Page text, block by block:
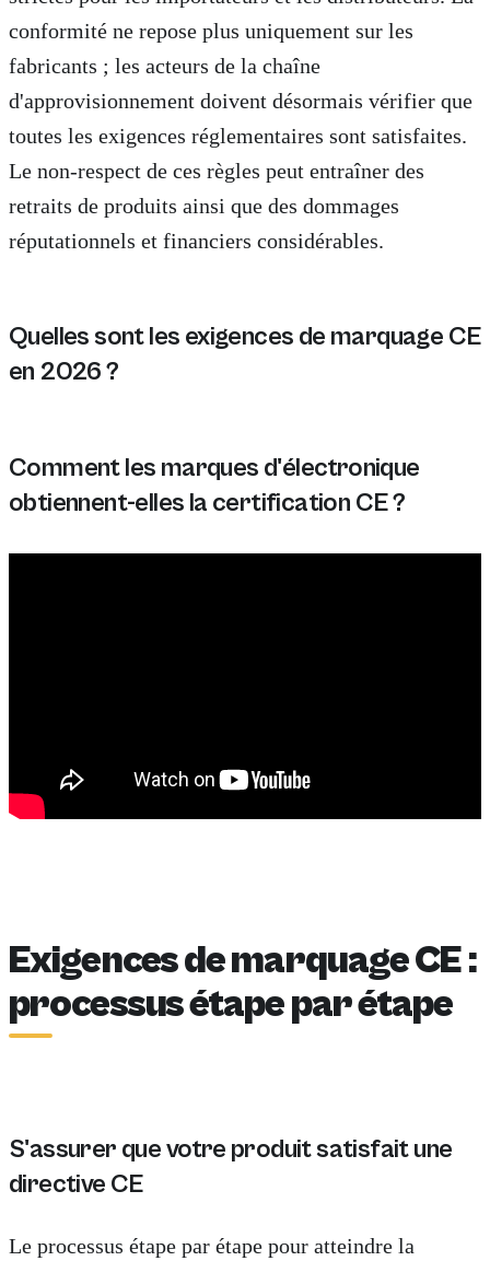
conformité ne repose plus uniquement sur les
fabricants ; les acteurs de la chaîne
d'approvisionnement doivent désormais vérifier que
toutes les exigences réglementaires sont satisfaites.
Le non-respect de ces règles peut entraîner des
retraits de produits ainsi que des dommages
réputationnels et financiers considérables.
Quelles sont les exigences de marquage CE
en 2026 ?
Comment les marques d'électronique
obtiennent-elles la certification CE ?
Exigences de marquage CE :
processus étape par étape
S'assurer que votre produit satisfait une
directive CE
Le processus étape par étape pour atteindre la